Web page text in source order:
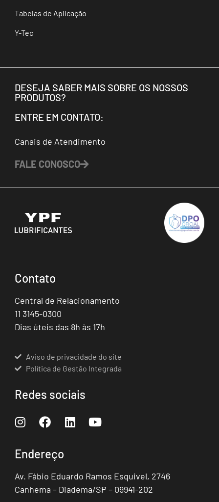
Tabelas de Aplicação
Y-Tec
DESEJA SABER MAIS SOBRE OS NOSSOS
PRODUTOS?
ENTRE EM CONTATO:
Canais de Atendimento
FALE CONOSCO
Contato
Central de Relacionamento
11 3145-0300
Dias úteis das 8h às 17h
Aviso de privacidade do site
Política de Gestão Integrada
Redes sociais
Endereço
Av. Fábio Eduardo Ramos Esquivel, 2746
Canhema – Diadema/SP – 09941-202